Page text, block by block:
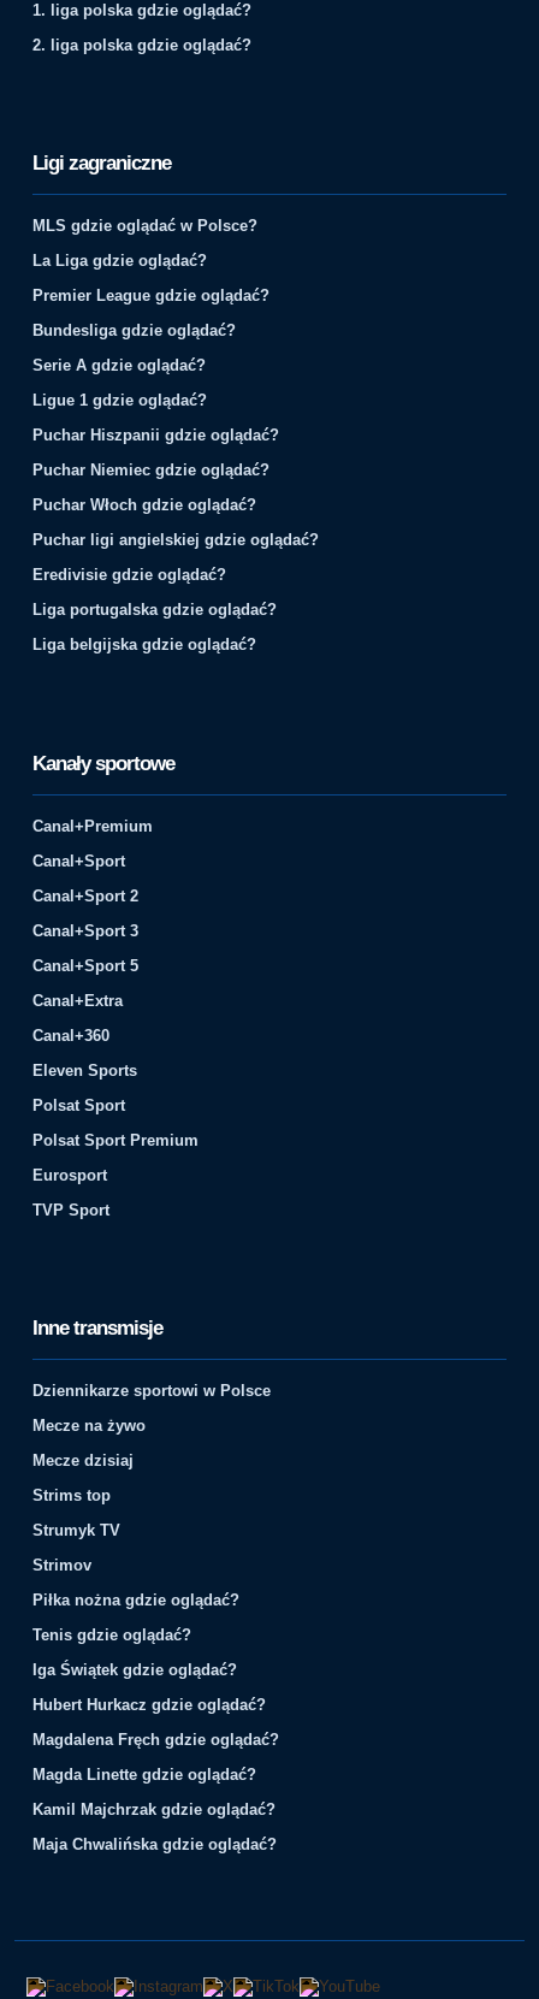
1. liga polska gdzie oglądać?
2. liga polska gdzie oglądać?
Ligi zagraniczne
MLS gdzie oglądać w Polsce?
La Liga gdzie oglądać?
Premier League gdzie oglądać?
Bundesliga gdzie oglądać?
Serie A gdzie oglądać?
Ligue 1 gdzie oglądać?
Puchar Hiszpanii gdzie oglądać?
Puchar Niemiec gdzie oglądać?
Puchar Włoch gdzie oglądać?
Puchar ligi angielskiej gdzie oglądać?
Eredivisie gdzie oglądać?
Liga portugalska gdzie oglądać?
Liga belgijska gdzie oglądać?
Kanały sportowe
Canal+Premium
Canal+Sport
Canal+Sport 2
Canal+Sport 3
Canal+Sport 5
Canal+Extra
Canal+360
Eleven Sports
Polsat Sport
Polsat Sport Premium
Eurosport
TVP Sport
Inne transmisje
Dziennikarze sportowi w Polsce
Mecze na żywo
Mecze dzisiaj
Strims top
Strumyk TV
Strimov
Piłka nożna gdzie oglądać?
Tenis gdzie oglądać?
Iga Świątek gdzie oglądać?
Hubert Hurkacz gdzie oglądać?
Magdalena Fręch gdzie oglądać?
Magda Linette gdzie oglądać?
Kamil Majchrzak gdzie oglądać?
Maja Chwalińska gdzie oglądać?